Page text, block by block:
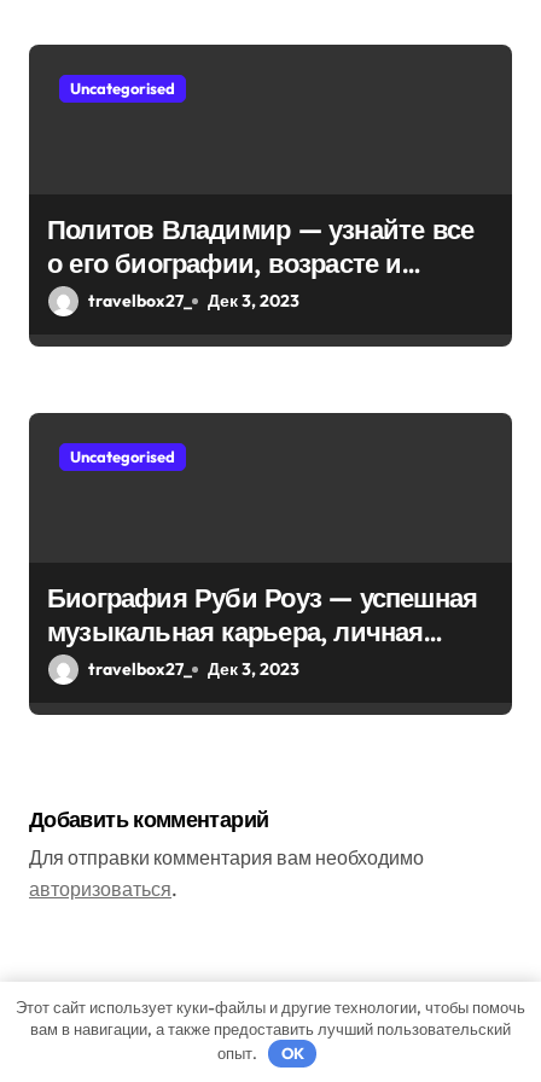
м
Uncategorised
Политов Владимир — узнайте все
о его биографии, возрасте и
впечатляющих достижениях!
travelbox27_ Дек 3, 2023
Uncategorised
Биография Руби Роуз — успешная
музыкальная карьера, личная
жизнь и знаковые достижения
travelbox27_ Дек 3, 2023
Добавить комментарий
Для отправки комментария вам необходимо
авторизоваться.
Поиск
Этот сайт использует куки-файлы и другие технологии, чтобы помочь
вам в навигации, а также предоставить лучший пользовательский
опыт.
OK